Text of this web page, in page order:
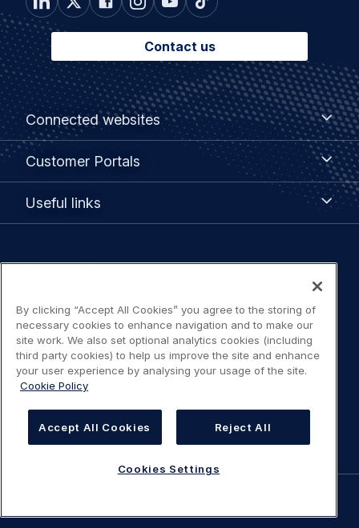
Contact us
Footer
menu
Connected websites
Connected
websites
Customer Portals
Customer
Useful links
Legal
Terms of use
Accessibility: Partially compliant
Modern Slavery Statement
Cookies Settings
By clicking “Accept All Cookies” you agree to the storing of
necessary cookies to enhance navigation and to make our
site work. We also set optional analytics cookies (including
third party cookies) to help us improve the site and enhance
your user experience by analysing your usage of the site.
Cookie Policy
Accept All Cookies Reject All
Cookies Settings